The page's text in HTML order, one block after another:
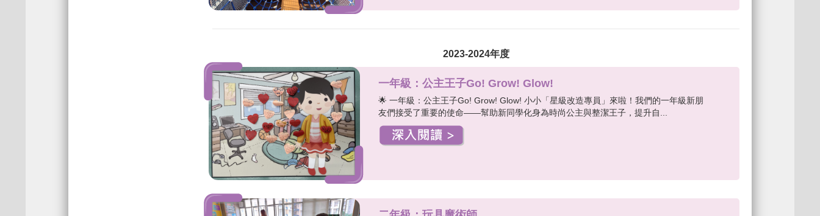
2023-2024年度
一年級：公主王子Go! Grow! Glow!
🌟 一年級：公主王子Go! Grow! Glow! 小小「星級改造專員」來啦！我們的一年級新朋
友們接受了重要的使命——幫助新同學化身為時尚公主與整潔王子，提升自...